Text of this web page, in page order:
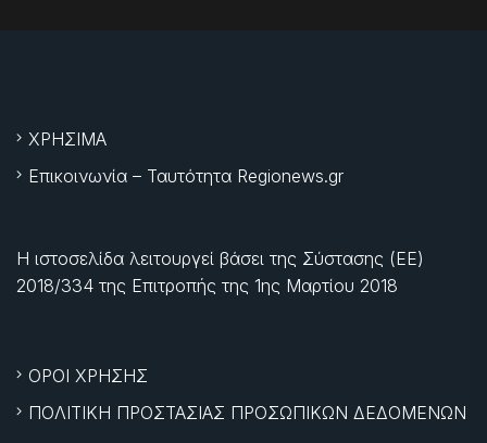
ΧΡΗΣΙΜΑ
Επικοινωνία – Ταυτότητα Regionews.gr
Η ιστοσελίδα λειτουργεί βάσει της Σύστασης (ΕΕ)
2018/334 της Επιτροπής της 1ης Μαρτίου 2018
ΟΡΟΙ ΧΡΗΣΗΣ
ΠΟΛΙΤΙΚΗ ΠΡΟΣΤΑΣΙΑΣ ΠΡΟΣΩΠΙΚΩΝ ΔΕΔΟΜΕΝΩΝ